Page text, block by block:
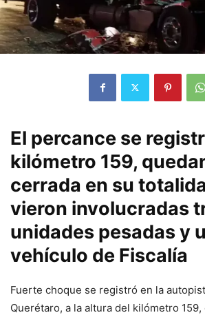
El percance se
kilómetro 159,
cerrada en su
vieron involucradas
unidades pesadas y
vehículo de Fiscalía
Fuerte choque se registró en la
Querétaro, a la altura del kilómetro